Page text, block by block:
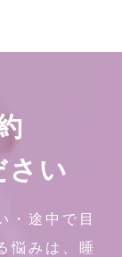
さい
・途中で目
悩みは、睡